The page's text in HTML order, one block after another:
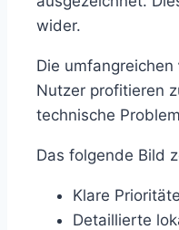
wider.
Die umfangreichen
Nutzer profitieren
technische
Das folgende Bild
Klare
Detaillierte